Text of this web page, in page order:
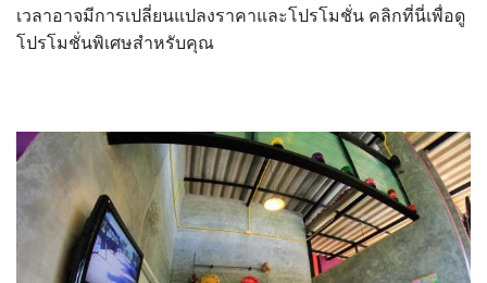
เวลาอาจมีการเปลี่ยนแปลงราคาและโปรโมชั่น คลิกที่นี่เพื่อดู
โปรโมชั่นพิเศษสำหรับคุณ